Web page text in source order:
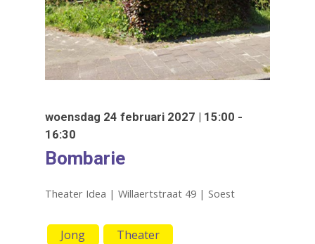
woensdag 24 februari 2027 | 15:00 -
16:30
Bombarie
Theater Idea | Willaertstraat 49 | Soest
Jong Theater